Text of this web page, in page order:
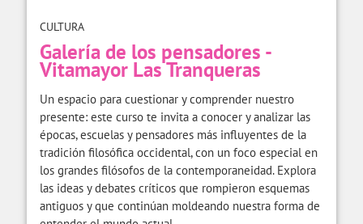
CULTURA
Galería de los pensadores -
Vitamayor Las Tranqueras
Un espacio para cuestionar y comprender nuestro
presente: este curso te invita a conocer y analizar las
épocas, escuelas y pensadores más influyentes de la
tradición filosófica occidental, con un foco especial en
los grandes filósofos de la contemporaneidad. Explora
las ideas y debates críticos que rompieron esquemas
antiguos y que continúan moldeando nuestra forma de